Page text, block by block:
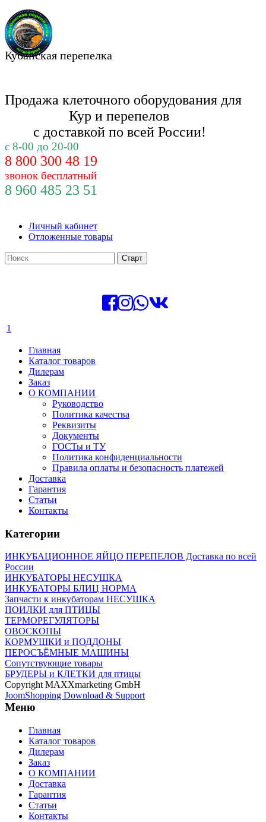
Кубанская перепелка
Продажа клеточного оборудования для
Кур и перепелов
с доставкой по всей России!
с 8-00 до 20-00
8 800 300 48 19
звонок бесплатный
8 960 485 23 51
Личный кабинет
Отложенные товары
1
Главная
Каталог товаров
Дилерам
Заказ
О КОМПАНИИ
Руководство
Политика качества
Реквизиты
Документы
ГОСТы и ТУ
Политика конфиденциальности
Правила оплаты и безопасность платежей
Доставка
Гарантия
Статьи
Контакты
Категории
ИНКУБАЦИОННОЕ ЯЙЦО ПЕРЕПЕЛОВ Доставка по всей
России
ИНКУБАТОРЫ НЕСУШКА
ИНКУБАТОРЫ БЛИЦ НОРМА
Запчасти к инкубаторам НЕСУШКА
ПОИЛКИ для ПТИЦЫ
ТЕРМОРЕГУЛЯТОРЫ
ОВОСКОПЫ
КОРМУШКИ и ПОДДОНЫ
ПЕРОСЪЁМНЫЕ МАШИНЫ
Сопутствующие товары
БРУДЕРЫ и КЛЕТКИ для птицы
Copyright MAXXmarketing GmbH
JoomShopping Download & Support
Меню
Главная
Каталог товаров
Дилерам
Заказ
О КОМПАНИИ
Доставка
Гарантия
Статьи
Контакты